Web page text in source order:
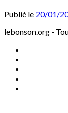
Publié le 20/01/
lebonson.org -